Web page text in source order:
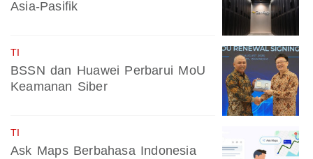
Asia-Pasifik
TI
BSSN dan Huawei Perbarui MoU
Keamanan Siber
TI
Ask Maps Berbahasa Indonesia